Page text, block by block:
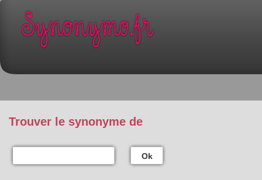
Trouver le synonyme de
Ok